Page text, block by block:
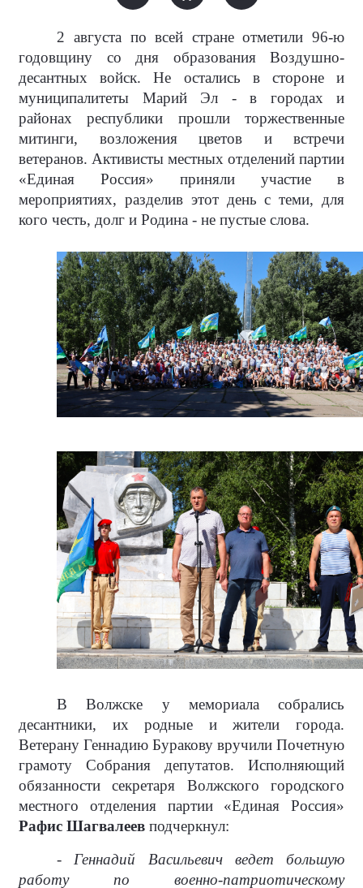
2 августа по всей стране отметили 96-ю
годовщину со дня образования Воздушно-
десантных войск. Не остались в стороне и
муниципалитеты Марий Эл - в городах и
районах республики прошли торжественные
митинги, возложения цветов и встречи
ветеранов. Активисты местных отделений партии
«Единая Россия» приняли участие в
мероприятиях, разделив этот день с теми, для
кого честь, долг и Родина - не пустые слова.
В Волжске у мемориала собрались
десантники, их родные и жители города.
Ветерану Геннадию Буракову вручили Почетную
грамоту Собрания депутатов. Исполняющий
обязанности секретаря Волжского городского
местного отделения партии «Единая Россия»
Рафис Шагвалеев подчеркнул:
- Геннадий Васильевич ведет большую
работу по военно-патриотическому